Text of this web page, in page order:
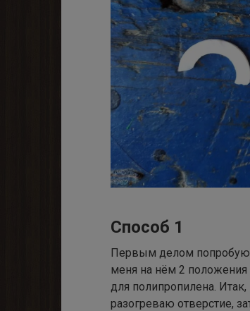
Способ 1
Первым делом попробую
меня на нём 2 положения
для полипропилена.
разогреваю отверстие,